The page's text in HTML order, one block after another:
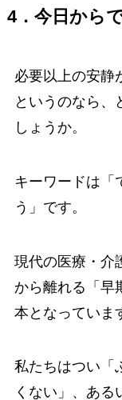
4．今日から
必要以上の安静
というのなら、
しょうか。
キーワードは「
う」です。
現代の医療・介
から離れる「早
本となっていま
私たちはつい「
くない」、ある